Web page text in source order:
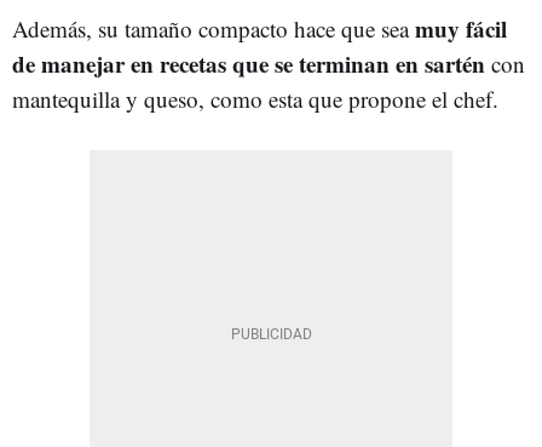
Además, su tamaño compacto hace que seamuy fácil
de manejar en recetas que se terminan en sartén con
mantequilla y queso, como esta que propone el chef.